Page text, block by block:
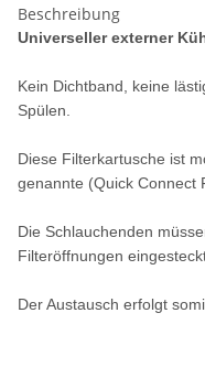
Beschreibung
Universeller externer
Kein Dichtband, keine
Spülen.
Diese Filterkartusche ist
genannte (Quick Connect
Die Schlauchenden
Filteröffnungen
Der Austausch erfolgt